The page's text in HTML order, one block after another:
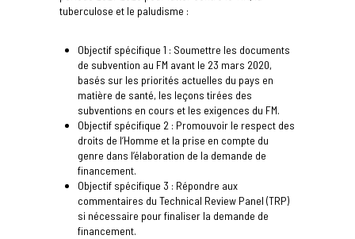
tuberculose et le paludisme :
Objectif spécifique 1 : Soumettre les documents
de subvention au FM avant le 23 mars 2020,
basés sur les priorités actuelles du pays en
matière de santé, les leçons tirées des
subventions en cours et les exigences du FM.
Objectif spécifique 2 : Promouvoir le respect des
droits de l‘Homme et la prise en compte du
genre dans l’élaboration de la demande de
financement.
Objectif spécifique 3 : Répondre aux
commentaires du Technical Review Panel (TRP)
si nécessaire pour finaliser la demande de
financement.